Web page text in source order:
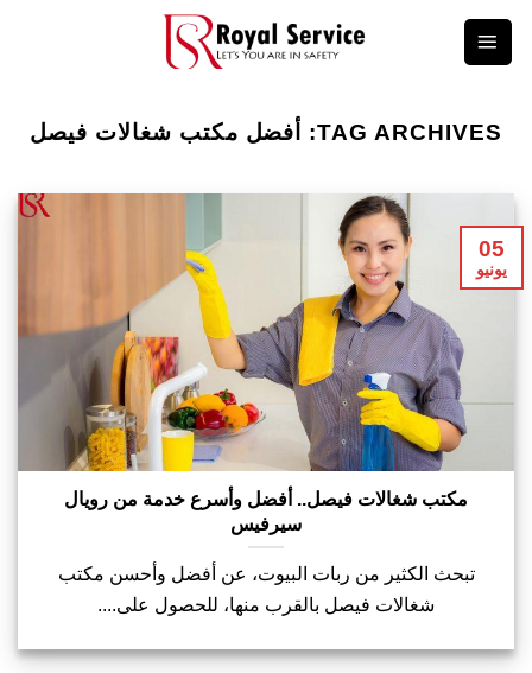
Skip
TAG ARCHIVES:
أفضل مكتب شغالات فيصل
مكتب شغالات فيصل.. أفضل وأسرع خدمة من رويال
سيرفيس
تبحث الكثير من ربات البيوت، عن أفضل وأحسن مكتب
شغالات فيصل بالقرب منها، للحصول على....
05
يونيو